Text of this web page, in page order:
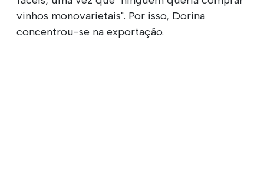
vinhos monovarietais". Por isso, Dorina
concentrou-se na exportação.